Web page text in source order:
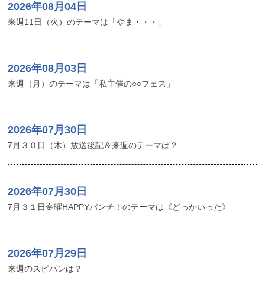
2026年08月04日
来週11日（火）のテーマは「やま・・・」
2026年08月03日
来週（月）のテーマは「私主催の○○フェス」
2026年07月30日
7月３０日（木）放送後記＆来週のテーマは？
2026年07月30日
7月３１日金曜HAPPYパンチ！のテーマは《どっかいった》
2026年07月29日
来週のスピパンは？